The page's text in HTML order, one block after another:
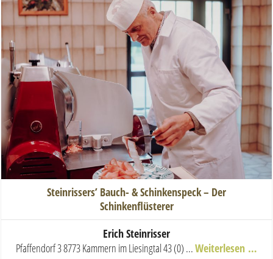
Steinrissers’ Bauch- & Schinkenspeck – Der
Schinkenflüsterer
Erich Steinrisser
Pfaffendorf 3 8773 Kammern im Liesingtal43 (0) ...Weiterlesen …